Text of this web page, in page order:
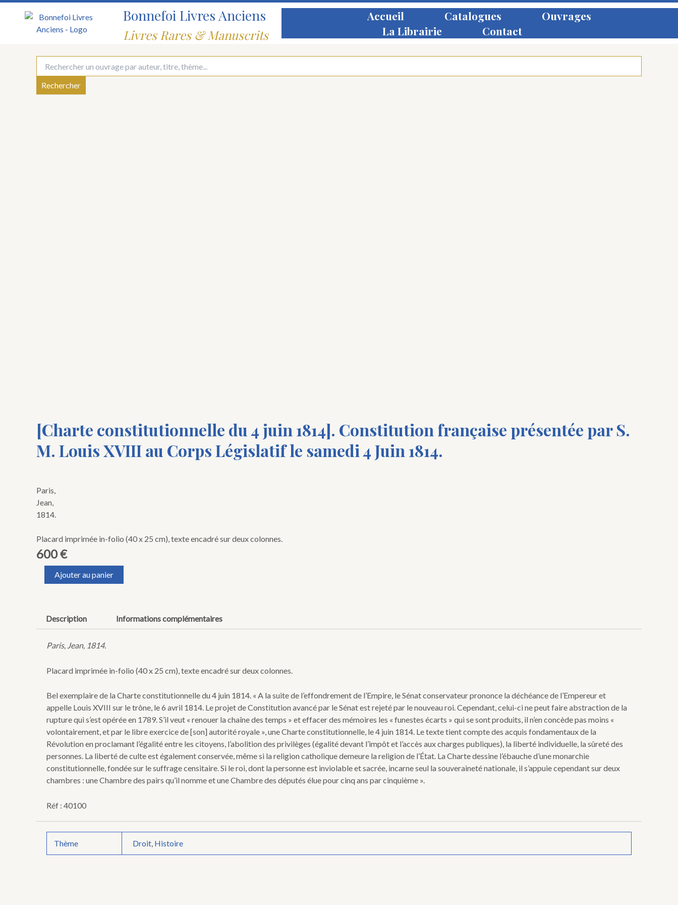
Aller
Bonnefoi Livres Anciens
Livres Rares & Manuscrits
Accueil Catalogues
Ouvrages
La Librairie
Contact
[Charte constitutionnelle du 4 juin 1814]. Constitution française présentée par S.
M. Louis XVIII au Corps Législatif le samedi 4 Juin 1814.
Paris,
Jean,
1814.
Placard imprimée in-folio (40 x 25 cm), texte encadré sur deux colonnes.
600€
juin
1814].
Constitution
présentée
Louis
XVIII
Corps
samedi
1814.
Ajouter au panier
Description Informations complémentaires
Paris, Jean, 1814.
Placard imprimée in-folio (40 x 25 cm), texte encadré sur deux colonnes.
Bel exemplaire de la Charte constitutionnelle du 4 juin 1814. « A la suite de l’effondrement de l’Empire, le Sénat conservateur prononce la déchéance de l’Empereur et
appelle Louis XVIII sur le trône, le 6 avril 1814. Le projet de Constitution avancé par le Sénat est rejeté par le nouveau roi. Cependant, celui-ci ne peut faire abstraction de la
rupture qui s’est opérée en 1789. S’il veut « renouer la chaîne des temps » et effacer des mémoires les « funestes écarts » qui se sont produits, il n’en concède pas moins «
volontairement, et par le libre exercice de [son] autorité royale », une Charte constitutionnelle, le 4 juin 1814. Le texte tient compte des acquis fondamentaux de la
Révolution en proclamant l’égalité entre les citoyens, l’abolition des privilèges (égalité devant l’impôt et l’accès aux charges publiques), la liberté individuelle, la sûreté des
personnes. La liberté de culte est également conservée, même si la religion catholique demeure la religion de l’État. La Charte dessine l’ébauche d’une monarchie
constitutionnelle, fondée sur le suffrage censitaire. Si le roi, dont la personne est inviolable et sacrée, incarne seul la souveraineté nationale, il s’appuie cependant sur deux
chambres : une Chambre des pairs qu’il nomme et une Chambre des députés élue pour cinq ans par cinquième ».
Réf : 40100
Thème Droit, Histoire